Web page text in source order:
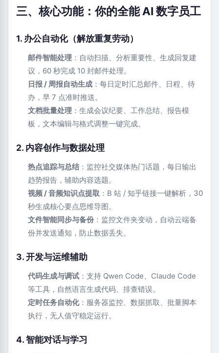
三、核心功能：你的全能 AI 数字员工
1. 办公自动化（解放重复劳动）
邮件智能处理 ：自动扫描、分析重要性、生成回复建
议，60 秒完成 10 封邮件处理。
日报 / 周报自动生成 ：每日定时汇总邮件、日程、待
办，早 7 点准时推送。
文档批量处理 ：生成会议纪要、工作总结、报告模
板，文本编辑与格式调整一键完成。
2. 内容创作与数据处理
热点追踪与总结：监控社交媒体热门话题，每日输出
趋势报告，辅助内容选题。
视频 / 音频知识点提取 ：B 站 / 知乎链接一键解析，30
秒生成核心要点思维导图。
文件智能同步与备份 ：监控文件夹变动，自动云端备
份并发送通知，防止数据丢失。
3. 开发与运维辅助
代码生成与调试 ：支持 Qwen Code、Claude Code
等工具，自然语言生成代码、排查错误。
定时任务自动化：服务器监控、数据抓取、批量脚本
执行，无人值守稳定运行。
4. 智能对话与学习